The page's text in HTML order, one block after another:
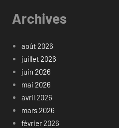
Archives
août 2026
juillet 2026
juin 2026
mai 2026
avril 2026
mars 2026
février 2026